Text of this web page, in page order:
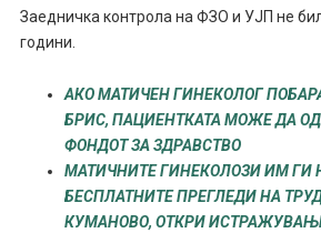
Заедничка контрола на ФЗО и УЈП не
години.
АКО МАТИЧЕН ГИНЕКОЛОГ
БРИС, ПАЦИЕНТКАТА МОЖЕ ДА
ФОНДОТ ЗА ЗДРАВСТВО
МАТИЧНИТЕ ГИНЕКОЛОЗИ ИМ ГИ
БЕСПЛАТНИТЕ ПРЕГЛЕДИ НА
КУМАНОВО, ОТКРИ